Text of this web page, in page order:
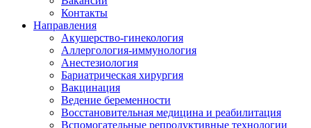
Контакты
Направления
Акушерство-гинекология
Аллергология-иммунология
Анестезиология
Бариатрическая хирургия
Вакцинация
Ведение беременности
Восстановительная медицина и реабилитация
Вспомогательные репродуктивные технологии